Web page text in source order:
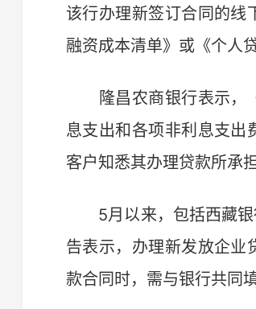
该行办理新签订合同的线
融资成本清单》或《个人
隆昌农商银行表示，《
息支出和各项非利息支出
客户知悉其办理贷款所承
5月以来，包括西藏银
告表示，办理新发放企业
款合同时，需与银行共同